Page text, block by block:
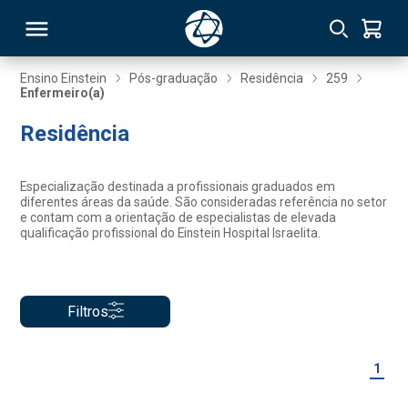
Ensino Einstein Pós-graduação Residência
259
Enfermeiro(a)
Residência
Especialização destinada a profissionais graduados em
diferentes áreas da saúde. São consideradas referência no setor
e contam com a orientação de especialistas de elevada
qualificação profissional do Einstein Hospital Israelita.
Filtros
1